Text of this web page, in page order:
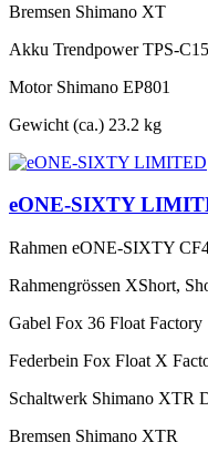
Bremsen Shimano XT
Akku Trendpower TPS-
Motor Shimano EP801
Gewicht (ca.) 23.2 kg
eONE-SIXTY
Rahmen eONE-SIXTY
Rahmengrössen XShort,
Gabel Fox 36 Float Factory
Federbein Fox Float X
Schaltwerk Shimano XTR
Bremsen Shimano XTR